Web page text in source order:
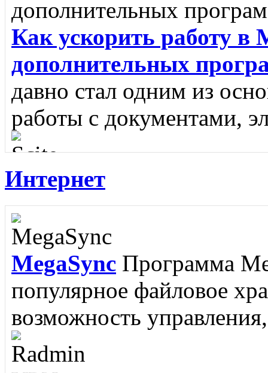
Как ускорить работу в
дополнительных
давно стал одним из
работы с документами,
SciteSciTE - это
редактор,
RJ TextedРедактор RJ
написании программ, но
поскольку
Интернет
MegaSync Программа
популярное файловое
возможность